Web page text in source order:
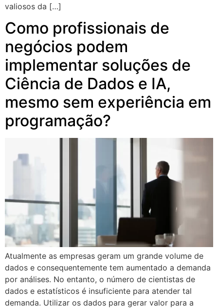
valiosos da […]
Como profissionais de
negócios podem
implementar soluções de
Ciência de Dados e IA,
mesmo sem experiência em
programação?
Atualmente as empresas geram um grande volume de
dados e consequentemente tem aumentado a demanda
por análises. No entanto, o número de cientistas de
dados e estatísticos é insuficiente para atender tal
demanda. Utilizar os dados para gerar valor para a